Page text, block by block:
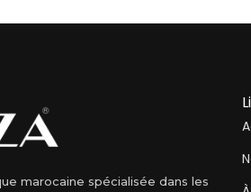
marocaine spécialisée dans les